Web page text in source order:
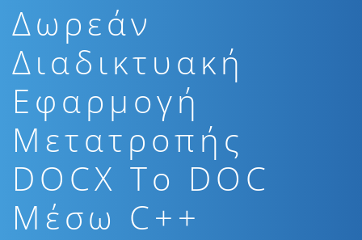
Δωρεάν
Διαδικτυακή
Εφαρμογή
Μετατροπής
DOCX To DOC
Μέσω C++